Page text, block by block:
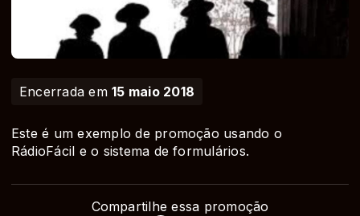
Encerrada em15 maio 2018
Este é um exemplo de promoção usando o
RádioFácil e o sistema de formulários.
Compartilhe essa promoção